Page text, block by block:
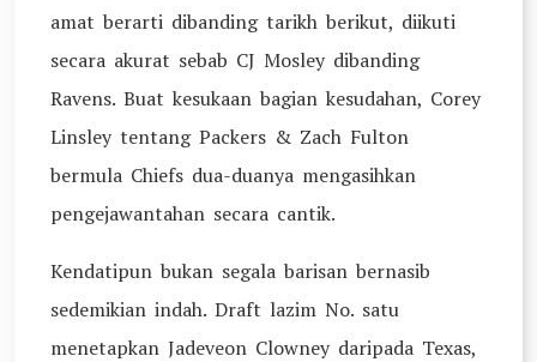
amat berarti dibanding tarikh berikut, diikuti
secara akurat sebab CJ Mosley dibanding
Ravens. Buat kesukaan bagian kesudahan, Corey
Linsley tentang Packers & Zach Fulton
bermula Chiefs dua-duanya mengasihkan
pengejawantahan secara cantik.
Kendatipun bukan segala barisan bernasib
sedemikian indah. Draft lazim No. satu
menetapkan Jadeveon Clowney daripada Texas,